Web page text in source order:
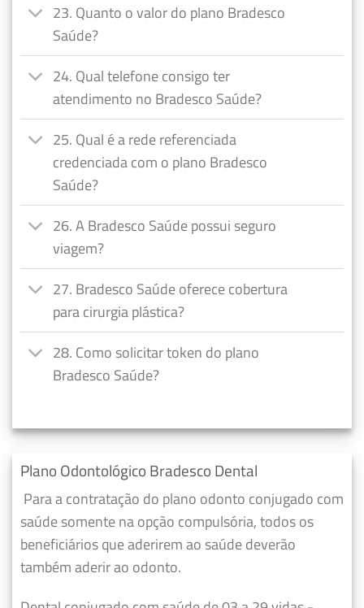
23. Quanto o valor do plano Bradesco
Saúde?
24. Qual telefone consigo ter
atendimento no Bradesco Saúde?
25. Qual é a rede referenciada
credenciada com o plano Bradesco
Saúde?
26. A Bradesco Saúde possui seguro
viagem?
27. Bradesco Saúde oferece cobertura
para cirurgia plástica?
28. Como solicitar token do plano
Bradesco Saúde?
Plano Odontológico Bradesco Dental
Para a contratação do plano odonto conjugado com
saúde somente na opção compulsória, todos os
beneficiários que aderirem ao saúde deverão
também aderir ao odonto.